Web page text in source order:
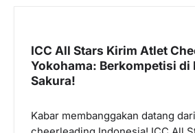
ICC All Stars Kirim Atlet
Yokohama: Berkompetisi di
Sakura!
Kabar membanggakan datang